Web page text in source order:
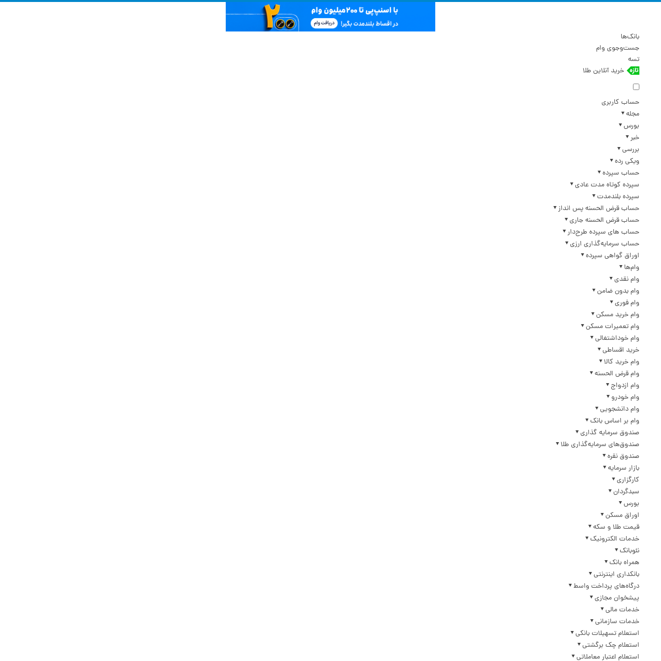
بانک‌ها
جست‌وجوی وام
تسه
خرید آنلاین طلا
حساب کاربری
مجله
بورس
خبر
بررسی
ویکی رده
حساب سپرده
سپرده کوتاه مدت عادی
سپرده بلندمدت
حساب قرض الحسنه پس انداز
حساب قرض الحسنه جاری
حساب های سپرده طرح‌دار
حساب سرمایه‌گذاری ارزی
اوراق گواهی سپرده
وام‌ها
وام نقدی
وام بدون ضامن
وام فوری
وام خرید مسکن
وام تعمیرات مسکن
وام خوداشتغالی
خرید اقساطی
وام خرید کالا
وام قرض الحسنه
وام ازدواج
وام خودرو
وام دانشجویی
وام بر اساس بانک
صندوق سرمایه گذاری
صندوق‌های سرمایه‌گذاری طلا
صندوق نقره
بازار سرمایه
کارگزاری
سبدگردان
بورس
اوراق مسکن
قیمت طلا و سکه
خدمات الکترونیک
نئوبانک
همراه بانک
بانکداری اینترنتی
درگاه‌های پرداخت واسط
پیشخوان مجازی
خدمات مالی
خدمات سازمانی
استعلام تسهیلات بانکی
استعلام چک برگشتی
استعلام اعتبار معاملاتی